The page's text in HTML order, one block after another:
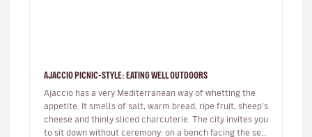
AJACCIO PICNIC-STYLE: EATING WELL OUTDOORS
Ajaccio has a very Mediterranean way of whetting the
appetite. It smells of salt, warm bread, ripe fruit, sheep’s
cheese and thinly sliced charcuterie. The city invites you
to sit down without ceremony: on a bench facing the sea,